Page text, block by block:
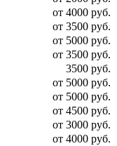
от 4000 руб.
от 3500 руб.
от 5000 руб.
от 3500 руб.
3500 руб.
от 5000 руб.
от 5000 руб.
от 4500 руб.
от 3000 руб.
от 4000 руб.